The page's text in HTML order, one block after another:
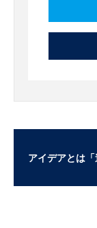
アイデアとは